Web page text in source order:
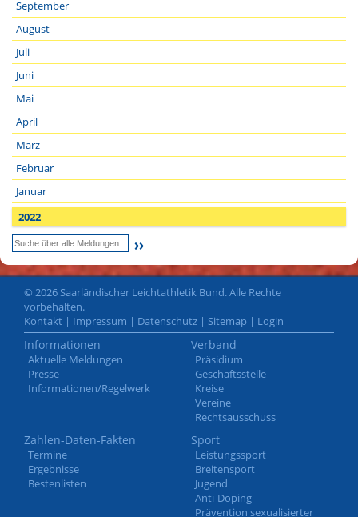
September
August
Juli
Juni
Mai
April
März
Februar
Januar
2022
© 2026 Saarländischer Leichtathletik Bund. Alle Rechte
vorbehalten.
Kontakt | Impressum | Datenschutz | Sitemap | Login
Informationen
Aktuelle Meldungen
Presse
Informationen/Regelwerk
Verband
Präsidium
Geschäftsstelle
Kreise
Vereine
Rechtsausschuss
Zahlen-Daten-Fakten
Termine
Ergebnisse
Bestenlisten
Sport
Leistungssport
Breitensport
Jugend
Anti-Doping
Prävention sexualisierter